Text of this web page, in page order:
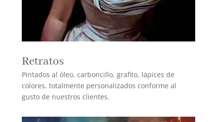
Retratos
Pintados al óleo, carboncillo, grafito, lápices de
colores, totalmente personalizados conforme al
gusto de nuestros clientes.